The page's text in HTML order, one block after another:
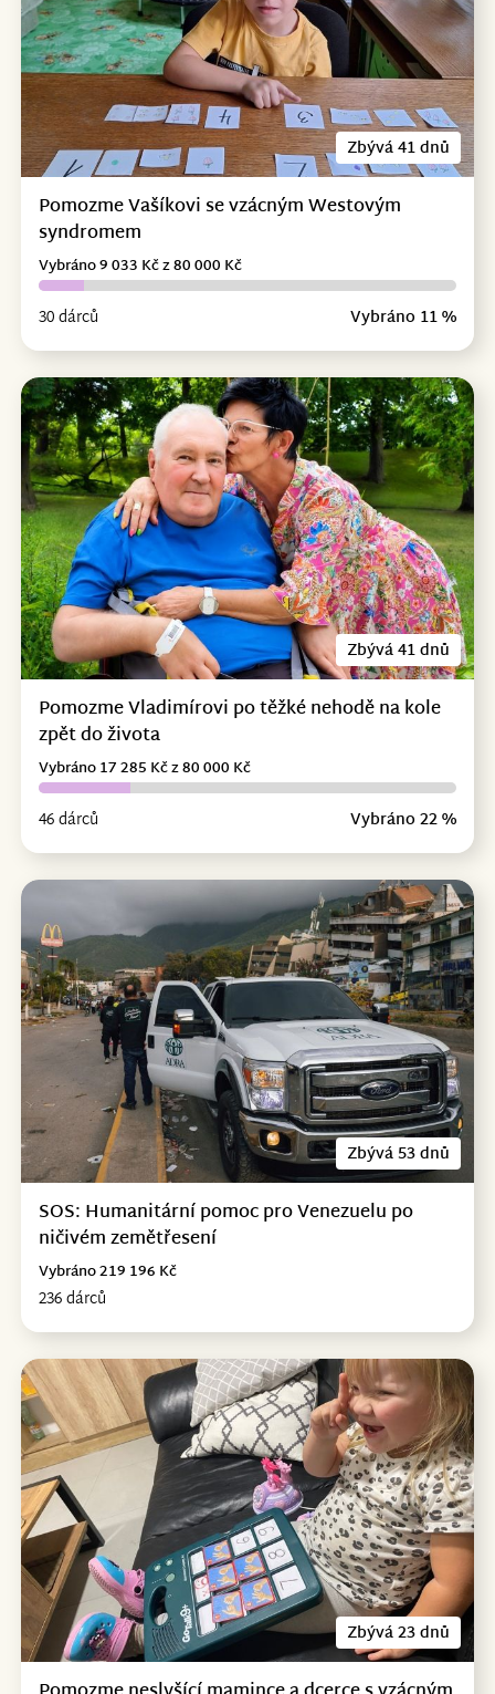
Zbývá 41 dnů
Pomozme Vašíkovi se vzácným Westovým
syndromem
30 dárců Vybráno 11 %
Vybráno 9 033 Kč z 80 000 Kč
Zbývá 41 dnů
Pomozme Vladimírovi po těžké nehodě na kole
zpět do života
46 dárců Vybráno 22 %
Vybráno 17 285 Kč z 80 000 Kč
Zbývá 53 dnů
SOS: Humanitární pomoc pro Venezuelu po
ničivém zemětřesení
236 dárců
Vybráno 219 196 Kč
Zbývá 23 dnů